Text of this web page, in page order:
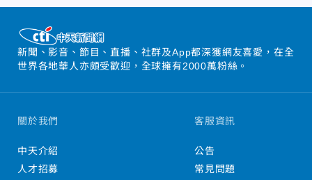
新聞、影音、節目、直播、社群及App都深獲網友喜愛，在全
世界各地華人亦頗受歡迎，全球擁有2000萬粉絲。
關於我們
中天介紹
人才招募
客服資訊
公告
常見問題